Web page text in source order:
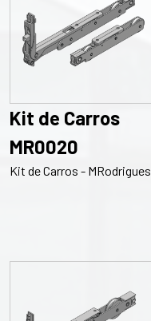
Kit de Carros
MR0020
Kit de Carros - MRodrigues